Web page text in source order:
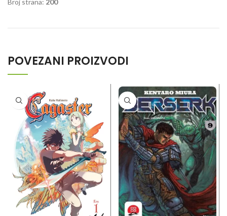
Broj strana: 200
POVEZANI PROIZVODI